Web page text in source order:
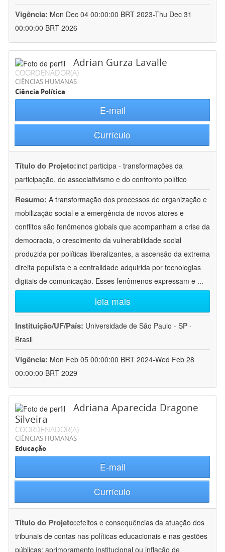
Vigência: Mon Dec 04 00:00:00 BRT 2023-Thu Dec 31
00:00:00 BRT 2026
Adrian Gurza Lavalle
COORDENADOR(A)
CIÊNCIAS HUMANAS
Ciência Política
E-mail
Currículo
Título do Projeto:inct participa - transformações da
participação, do associativismo e do confronto político
Resumo: A transformação dos processos de organização e
mobilização social e a emergência de novos atores e
conflitos são fenômenos globais que acompanham a crise da
democracia, o crescimento da vulnerabilidade social
produzida por políticas liberalizantes, a ascensão da extrema
direita populista e a centralidade adquirida por tecnologias
digitais de comunicação. Esses fenômenos expressam e ...
leia mais
Instituição/UF/País: Universidade de São Paulo - SP -
Brasil
Vigência: Mon Feb 05 00:00:00 BRT 2024-Wed Feb 28
00:00:00 BRT 2029
Adriana Aparecida Dragone
Silveira
COORDENADOR(A)
CIÊNCIAS HUMANAS
Educação
E-mail
Currículo
Título do Projeto:efeitos e consequências da atuação dos
tribunais de contas nas políticas educacionais e nas gestões
públicas: aprimoramento institucional ou inflação de